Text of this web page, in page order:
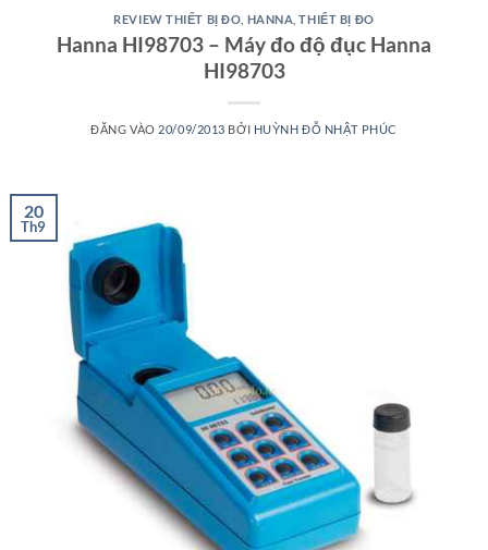
REVIEW THIẾT BỊ ĐO HANNA ,THIẾT BỊ ĐO
Hanna HI98703 – Máy đo độ đục Hanna
HI98703
ĐĂNG VÀO 20/09/2013 BỞI HUỲNH ĐỖ NHẬT PHÚC
20
Th9